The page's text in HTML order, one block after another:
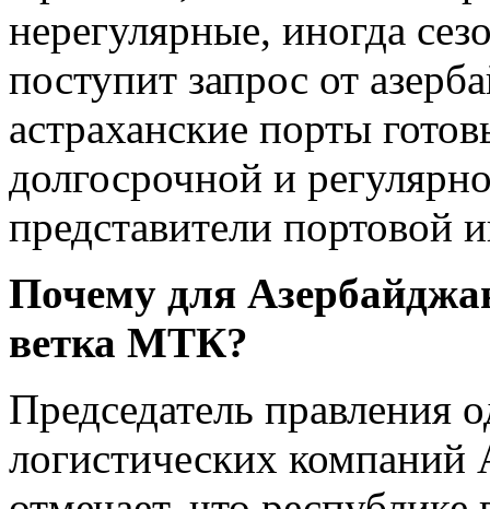
нерегулярные, иногда
поступит запрос от
астраханские порты
долгосрочной и
представители портовой
Почему для
ветка МТК?
Председатель правления
логистических